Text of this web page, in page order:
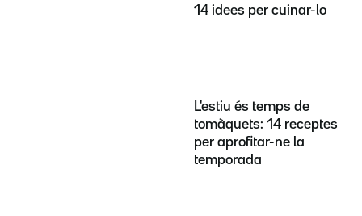
14 idees per cuinar-lo
L'estiu és temps de
tomàquets: 14 receptes
per aprofitar-ne la
temporada